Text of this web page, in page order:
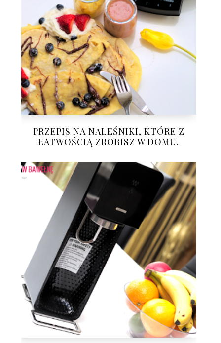
PRZEPIS NA NALEŚNIKI, KTÓRE Z
ŁATWOŚCIĄ ZROBISZ W DOMU.